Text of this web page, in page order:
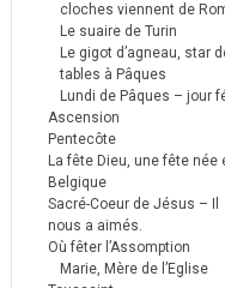
cloches viennent de
Le suaire de Turin
Le gigot d’agneau, star
tables à Pâques
Lundi de Pâques – jour
Ascension
Pentecôte
La fête Dieu, une fête née
Belgique
Sacré-Coeur de Jésus – Il
nous a aimés.
Où fêter l’Assomption
Marie, Mère de l’Eglise